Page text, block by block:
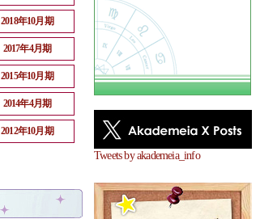
Tweets by akademeia_info
2018年10月期
2017年4月期
2015年10月期
2014年4月期
2012年10月期